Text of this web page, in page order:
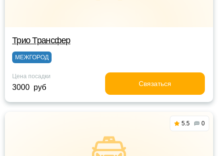
Трио Трансфер
МЕЖГОРОД
Цена посадки
3000 руб Связаться
5.5 0